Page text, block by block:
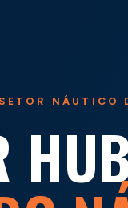
NÁUTICO